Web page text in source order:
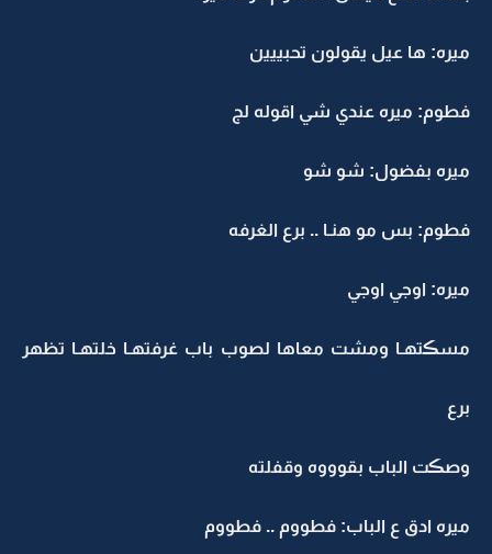
ميره: ها عيل يقولون تحبييين
فطوم: ميره عندي شي اقوله لج
ميره بفضول: شو شو
فطوم: بس مو هنـا .. برع الغرفه
ميره: اوجي اوجي
مسڪتهـا ومشت معاها لصوب باب غرفتهـا خلتهـا تظهر
برع
وصڪت الباب بقوووه وقفلته
ميره ادق ع الباب: فطووم .. فطووم